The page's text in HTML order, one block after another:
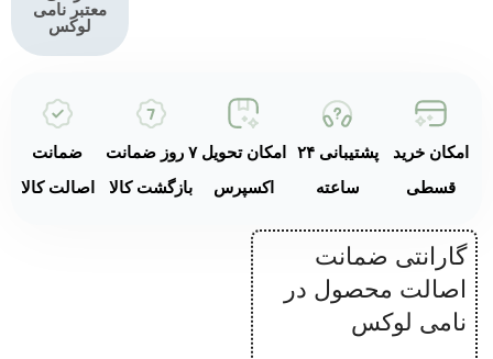
طراحی رترو
بدنه آلومینیومی
معتبر نامی
لوکس
امکان خرید
قسطی
پشتیبانی ۲۴
ساعته
امکان تحویل
اکسپرس
۷ روز ضمانت
بازگشت کالا
ضمانت
اصالت کالا
گارانتی ضمانت
اصالت محصول در
نامی لوکس